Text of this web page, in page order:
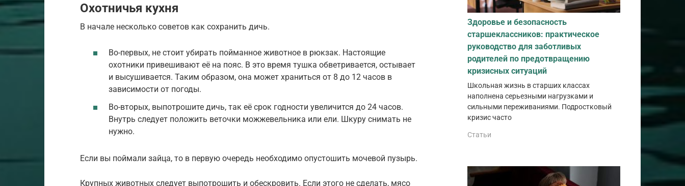
Охотничья кухня
В начале несколько советов как сохранить дичь.
Во-первых, не стоит убирать пойманное животное в рюкзак. Настоящие
охотники привешивают её на пояс. В это время тушка обветривается, остывает
и высушивается. Таким образом, она может храниться от 8 до 12 часов в
зависимости от погоды.
Во-вторых, выпотрошите дичь, так её срок годности увеличится до 24 часов.
Внутрь следует положить веточки можжевельника или ели. Шкуру снимать не
нужно.
Если вы поймали зайца, то в первую очередь необходимо опустошить мочевой пузырь.
Крупных животных следует выпотрошить и обескровить. Если этого не сделать, мясо
Здоровье и безопасность
старшеклассников: практическое
руководство для заботливых
родителей по предотвращению
кризисных ситуаций
Школьная жизнь в старших классах
наполнена серьезными нагрузками и
сильными переживаниями. Подростковый
кризис часто
Статьи